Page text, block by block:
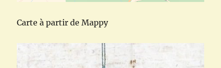
Carte à partir de Mappy